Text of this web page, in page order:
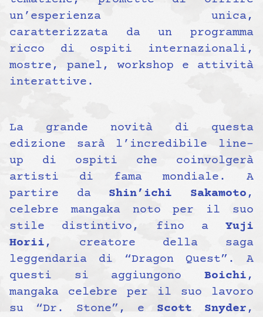
un’esperienza unica,
caratterizzata da un programma
ricco di ospiti internazionali,
mostre, panel, workshop e attività
interattive.
La grande novità di questa
edizione sarà l’incredibile line-
up di ospiti che coinvolgerà
artisti di fama mondiale. A
partire da Shin’ichi Sakamoto ,
celebre mangaka noto per il suo
stile distintivo, fino a Yuji
Horii , creatore della saga
leggendaria di “Dragon Quest”. A
questi si aggiungono Boichi ,
mangaka celebre per il suo lavoro
su “Dr. Stone”, e Scott Snyder ,